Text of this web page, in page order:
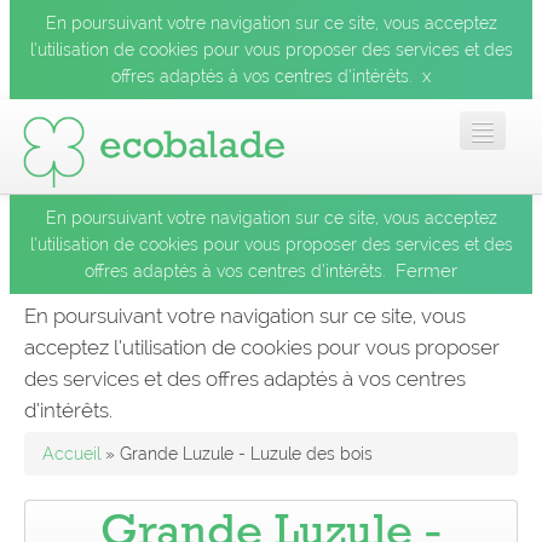
En poursuivant votre navigation sur ce site, vous acceptez
l’utilisation de cookies pour vous proposer des services et des
offres adaptés à vos centres d’intérêts.
x
Accueil
Les balades
Les espèces
Le blog
En poursuivant votre navigation sur ce site, vous acceptez
l’utilisation de cookies pour vous proposer des services et des
offres adaptés à vos centres d’intérêts.
Fermer
En poursuivant votre navigation sur ce site, vous
acceptez l’utilisation de cookies pour vous proposer
des services et des offres adaptés à vos centres
d’intérêts.
Accueil » Grande Luzule - Luzule des bois